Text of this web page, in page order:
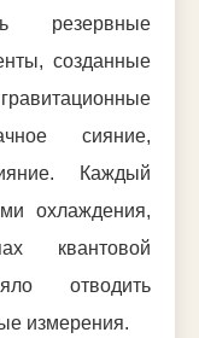
резервные
созданные
сияние,
Каждый
охлаждения,
квантовой
отводить
измерения.